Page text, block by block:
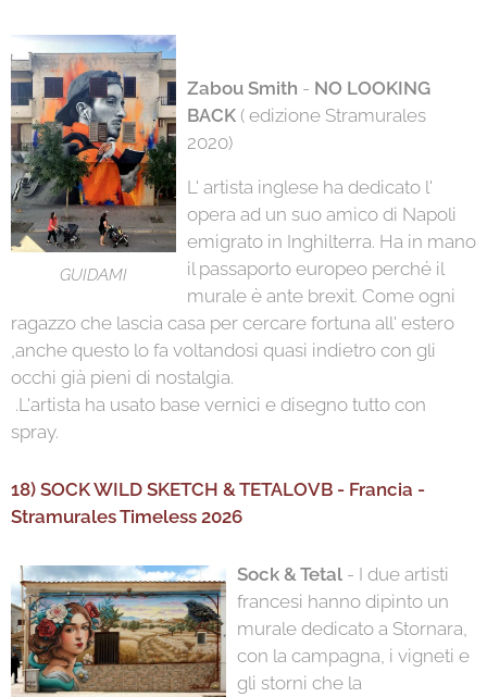
GUIDAMI
Zabou Smith - NO LOOKING
BACK( edizione Stramurales
2020)
L' artista inglese ha dedicato l'
opera ad un suo amico di Napoli
emigrato in Inghilterra. Ha in mano
il passaporto europeo perché il
murale è ante brexit. Come ogni
ragazzo che lascia casa per cercare fortuna all' estero
,anche questo lo fa voltandosi quasi indietro con gli
occhi già pieni di nostalgia.
.L'artista ha usato base vernici e disegno tutto con
spray.
18) SOCK WILD SKETCH & TETALOVB - Francia -
Stramurales Timeless 2026
Sock & Tetal - I due artisti
francesi hanno dipinto un
murale dedicato a Stornara,
con la campagna, i vigneti e
gli storni che la